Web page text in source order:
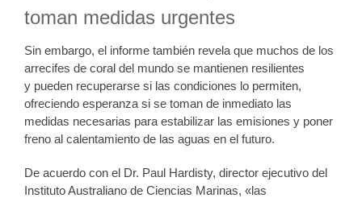
toman medidas urgentes
Sin embargo, el informe también revela que muchos de los
arrecifes de coral del mundo se mantienen resilientes
y pueden recuperarse si las condiciones lo permiten,
ofreciendo esperanza si se toman de inmediato las
medidas necesarias para estabilizar las emisiones y poner
freno al calentamiento de las aguas en el futuro.
De acuerdo con el Dr. Paul Hardisty, director ejecutivo del
Instituto Australiano de Ciencias Marinas, «las